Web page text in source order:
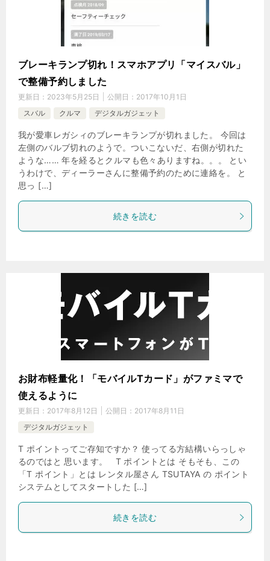
ブレーキランプ切れ！スマホアプリ「マイスバル」
で整備予約しました
更新日： 2023年5月25日 公開日： 2017年10月1日
スバル
クルマ デジタルガジェット
我が愛車レガシィのブレーキランプが切れました。 今回は
左側のバルブ切れのようで。ついこないだ、右側が切れた
ような…… 年を経るとクルマも色々ありますね。。。 とい
うわけで、ディーラーさんに整備予約のために連絡を。 と
思っ […]
続きを読む
お財布軽量化！「モバイルTカード」がファミマで
使えるように
更新日： 2017年8月12日 公開日： 2017年8月11日
デジタルガジェット
T ポイントってご存知ですか？ 使ってる方結構いらっしゃ
るのではと 思います。 T ポイントとは そもそも、この
「T ポイント」とは レンタル屋さん TSUTAYA の ポイント
システムとしてスタートした […]
続きを読む